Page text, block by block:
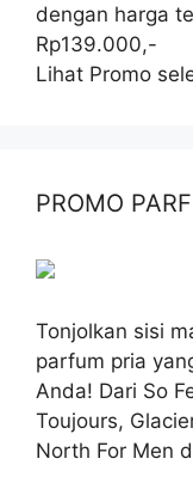
dengan harga
Rp139.000,-
Lihat Promo
PROMO
Tonjolkan sisi
parfum pria
Anda! Dari So
Toujours,
North For Men